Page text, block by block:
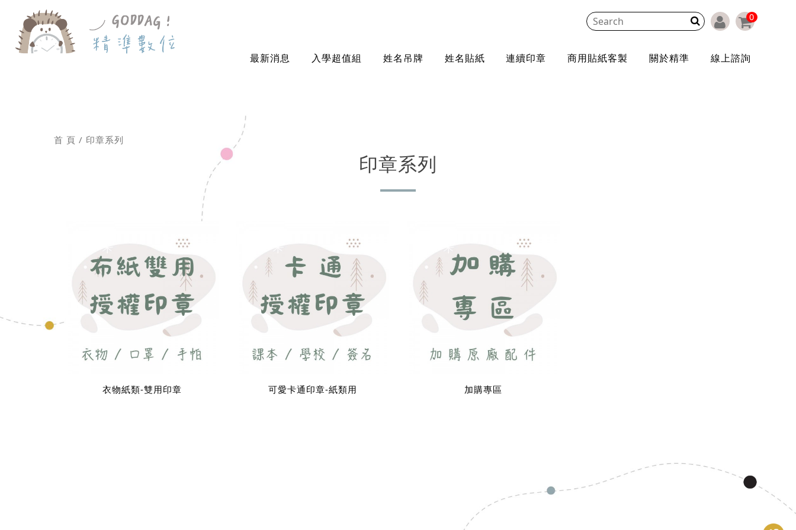
0
最新消息 入學超值組 姓名吊牌 姓名貼紙 連續印章 商用貼紙客製 關於精準 線上諮詢
印章系列
首 頁 印章系列
衣物紙類-雙用印章 可愛卡通印章-紙類用 加購專區